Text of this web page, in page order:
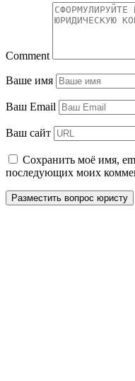
Comment
Ваше имя
Ваш Email
Ваш сайт
Сохранить моё имя,
последующих моих